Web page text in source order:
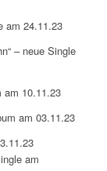
am 24.11.23
– neue Single
am 10.11.23
am 03.11.23
am